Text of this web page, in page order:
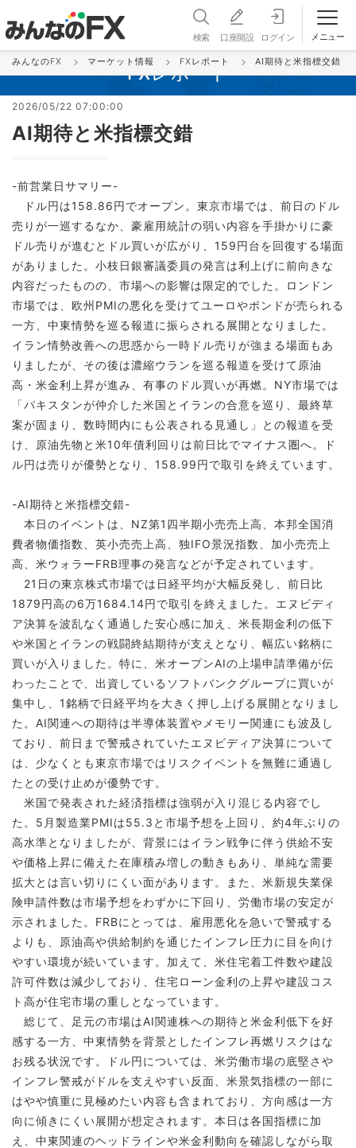
検索 口座開設 ログイン メニュー
FXレポート
みんなのFX マーケット情報 FXレポート AI期待と米指標交錯
2026/05/22 07:00:00
AI期待と米指標交錯
-前営業日サマリー-
ドル円は158.86円でオープン。東京市場では、前日のドル
売りが一巡するなか、豪雇用統計の弱い内容を手掛かりに豪
ドル売りが進むとドル買いが広がり、159円台を回復する場面
がありました。小枝日銀審議委員の発言は利上げに前向きな
内容だったものの、市場への影響は限定的でした。ロンドン
市場では、欧州PMIの悪化を受けてユーロやポンドが売られる
一方、中東情勢を巡る報道に振らされる展開となりました。
イラン情勢改善への思惑から一時ドル売りが強まる場面もあ
りましたが、その後は濃縮ウランを巡る報道を受けて原油
高・米金利上昇が進み、有事のドル買いが再燃。NY市場では
「パキスタンが仲介した米国とイランの合意を巡り、最終草
案が固まり、数時間内にも公表される見通し」との報道を受
け、原油先物と米10年債利回りは前日比でマイナス圏へ。ド
ル円は売りが優勢となり、158.99円で取引を終えています。
-AI期待と米指標交錯-
本日のイベントは、NZ第1四半期小売売上高、本邦全国消
費者物価指数、英小売売上高、独IFO景況指数、加小売売上
高、米ウォラーFRB理事の発言などが予定されています。
21日の東京株式市場では日経平均が大幅反発し、前日比
1879円高の6万1684.14円で取引を終えました。エヌビディ
ア決算を波乱なく通過した安心感に加え、米長期金利の低下
や米国とイランの戦闘終結期待が支えとなり、幅広い銘柄に
買いが入りました。特に、米オープンAIの上場申請準備が伝
わったことで、出資しているソフトバンクグループに買いが
集中し、1銘柄で日経平均を大きく押し上げる展開となりまし
た。AI関連への期待は半導体装置やメモリー関連にも波及し
ており、前日まで警戒されていたエヌビディア決算について
は、少なくとも東京市場ではリスクイベントを無難に通過し
たとの受け止めが優勢です。
米国で発表された経済指標は強弱が入り混じる内容でし
た。5月製造業PMIは55.3と市場予想を上回り、約4年ぶりの
高水準となりましたが、背景にはイラン戦争に伴う供給不安
や価格上昇に備えた在庫積み増しの動きもあり、単純な需要
拡大とは言い切りにくい面があります。また、米新規失業保
険申請件数は市場予想をわずかに下回り、労働市場の安定が
示されました。FRBにとっては、雇用悪化を急いで警戒する
よりも、原油高や供給制約を通じたインフレ圧力に目を向け
やすい環境が続いています。加えて、米住宅着工件数や建設
許可件数は減少しており、住宅ローン金利の上昇や建設コス
ト高が住宅市場の重しとなっています。
総じて、足元の市場はAI関連株への期待と米金利低下を好
感する一方、中東情勢を背景としたインフレ再燃リスクはな
お残る状況です。ドル円については、米労働市場の底堅さや
インフレ警戒がドルを支えやすい反面、米景気指標の一部に
はやや慎重に見極めたい内容も含まれており、方向感は一方
向に傾きにくい展開が想定されます。本日は各国指標に加
え、中東関連のヘッドラインや米金利動向を確認しながら取